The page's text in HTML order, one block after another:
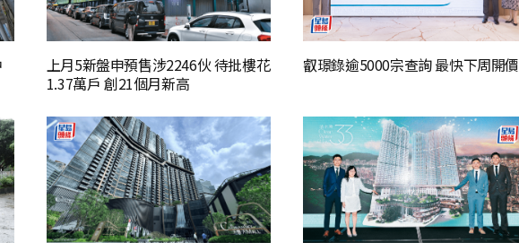
上月5新盤申預售涉2246伙 待批樓花
1.37萬戶 創21個月新高
叡璟錄逾5000宗查詢 最快下周開價